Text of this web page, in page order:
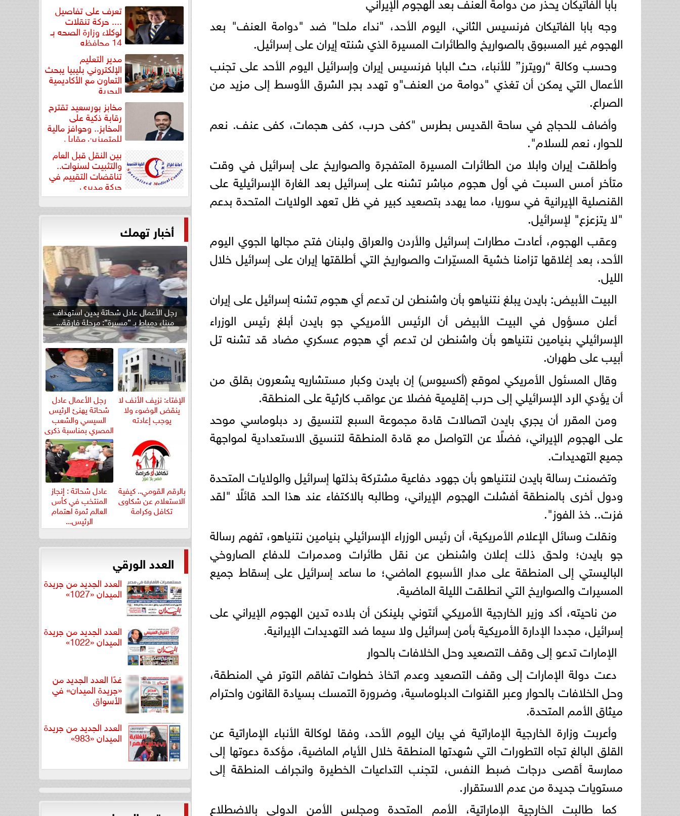
وجه بابا الفاتيكان فرنسيس الثاني، اليوم الأحد، "نداء ملحا" ضد "دوامة العنف" بعد
الهجوم غير المسبوق بالصواريخ والطائرات المسيرة الذي شنته إيران على إسرائيل.
وحسب وكالة “رويترز” للأنباء، حث البابا فرنسيس إيران وإسرائيل اليوم الأحد على تجنب
الأعمال التي يمكن أن تغذي "دوامة من العنف"و تهدد بجر الشرق الأوسط إلى مزيد من
الصراع.
وأضاف للحجاج في ساحة القديس بطرس "كفى حرب، كفى هجمات، كفى عنف. نعم
للحوار، نعم للسلام".
وأطلقت إيران وابلا من الطائرات المسيرة المتفجرة والصواريخ على إسرائيل في وقت
متأخر أمس السبت في أول هجوم مباشر تشنه على إسرائيل بعد الغارة الإسرائيلية على
القنصلية الإيرانية في سوريا، مما يهدد بتصعيد كبير في ظل تعهد الولايات المتحدة بدعم
"لا يتزعزع" لإسرائيل.
وعقب الهجوم، أعادت مطارات إسرائيل والأردن والعراق ولبنان فتح مجالها الجوي اليوم
الأحد، بعد إغلاقها تزامنا خشية المسيّرات والصواريخ التي أطلقتها إيران على إسرائيل خلال
الليل.
البيت الأبيض: بايدن يبلغ نتنياهو بأن واشنطن لن تدعم أي هجوم تشنه إسرائيل على إيران
أعلن مسؤول في البيت الأبيض أن الرئيس الأمريكي جو بايدن أبلغ رئيس الوزراء
الإسرائيلي بنيامين نتنياهو بأن واشنطن لن تدعم أي هجوم عسكري مضاد قد تشنه تل
أبيب على طهران.
وقال المسئول الأمريكي لموقع (أكسيوس) إن بايدن وكبار مستشاريه يشعرون بقلق من
أن يؤدي الرد الإسرائيلي إلى حرب إقليمية فضلا عن عواقب كارثية على المنطقة.
ومن المقرر أن يجري بايدن اتصالات قادة مجموعة السبع لتنسيق رد دبلوماسي موحد
على الهجوم الإيراني، فضلًا عن التواصل مع قادة المنطقة لتنسيق الاستعدادية لمواجهة
جميع التهديدات.
وتضمنت رسالة بايدن لنتنياهو بأن جهود دفاعية مشتركة بذلتها إسرائيل والولايات المتحدة
ودول أخرى بالمنطقة أفشلت الهجوم الإيراني، وطالبه بالاكتفاء عند هذا الحد قائلًا "لقد
فزت.. خذ الفوز".
ونقلت وسائل الإعلام الأمريكية، أن رئيس الوزراء الإسرائيلي بنيامين نتنياهو، تفهم رسالة
جو بايدن؛ ولحق ذلك إعلان واشنطن عن نقل طائرات ومدمرات للدفاع الصاروخي
الباليستي إلى المنطقة على مدار الأسبوع الماضي؛ ما ساعد إسرائيل على إسقاط جميع
المسيرات والصواريخ التي انطلقت الليلة الماضية.
من ناحيته، أكد وزير الخارجية الأمريكي أنتوني بلينكن أن بلاده تدين الهجوم الإيراني على
إسرائيل، مجددا الإدارة الأمريكية بأمن إسرائيل ولا سيما ضد التهديدات الإيرانية.
الإمارات تدعو إلى وقف التصعيد وحل الخلافات بالحوار
دعت دولة الإمارات إلى وقف التصعيد وعدم اتخاذ خطوات تفاقم التوتر في المنطقة،
وحل الخلافات بالحوار وعبر القنوات الدبلوماسية، وضرورة التمسك بسيادة القانون واحترام
ميثاق الأمم المتحدة.
وأعربت وزارة الخارجية الإماراتية في بيان اليوم الأحد، وفقا لوكالة الأنباء الإماراتية عن
القلق البالغ تجاه التطورات التي شهدتها المنطقة خلال الأيام الماضية، مؤكدة دعوتها إلى
ممارسة أقصى درجات ضبط النفس، لتجنب التداعيات الخطيرة وانجراف المنطقة إلى
مستويات جديدة من عدم الاستقرار.
كما طالبت الخارجية الإماراتية، الأمم المتحدة ومجلس الأمن الدولي بالاضطلاع
التهم... تعرف على تفاصيل
.... حركة تنقلات
لوكلاء وزارة الصحه بـ
14 محافظه
مدير التعليم
الإلكتروني بليبيا يبحث
التعاون مع الأكاديمية
البحرية
مخابز بورسعيد تقترح
رقابة ذكية على
المخابز.. وحوافز مالية
للمتميزين مقابل
بين النقل قبل العام
والتثبيت لسنوات..
تناقضات التقييم في
حركة مديري
”مستشفيات...
أخبار تهمك
رجل الأعمال عادل شحاتة يدين استهداف
ميناء دمياط بـ ”مسيرة”: مرحلة فارقة...
الإفتاء: نزيف الأنف لا
ينقض الوضوء ولا
يوجب إعادته
رجل الأعمال عادل
شحاتة يهنئ الرئيس
السيسي والشعب
المصري بمناسبة ذكرى
ثورة...
بالرقم القومي.. كيفية
الاستعلام عن شكاوى
تكافل وكرامة
عادل شحاتة : إنجاز
المنتخب في كأس
العالم ثمرة اهتمام
الرئيس...
العدد الورقي
العدد الجديد من جريدة
الميدان «1027»
العدد الجديد من جريدة
الميدان «1022»
غدًا العدد الجديد من
«جريدة الميدان» في
الأسواق
العدد الجديد من جريدة
الميدان «983»